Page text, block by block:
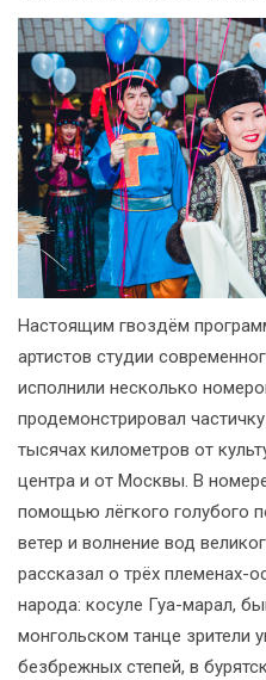
Настоящим гвоздём
артистов студии
исполнили несколько
продемонстрировал
тысячах километров от
центра и от Москвы. В
помощью лёгкого голубого
ветер и волнение вод
рассказал о трёх племенах-
народа: косуле Гуа-марал,
монгольском танце зрители
безбрежных степей, в